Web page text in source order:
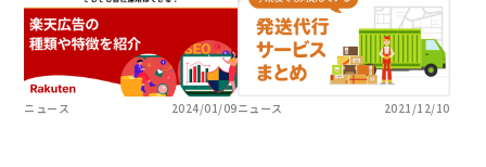
ニュース 2024/01/09ニュース 2021/12/10